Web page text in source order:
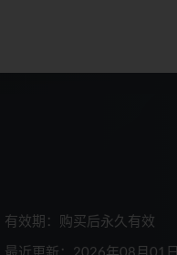
有效期：购买后永久有效